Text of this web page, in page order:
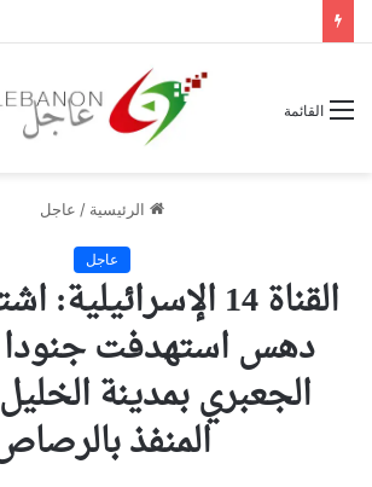
القائمة
الرئيسية / عاجل
عاجل
القناة 14
دهس استهدفت
الجعبري بمدينة
المنفذ